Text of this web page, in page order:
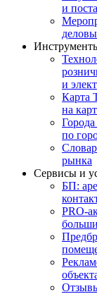
и
и
Карта
на
по
рынка
Сервисы и
БП:
PRO-